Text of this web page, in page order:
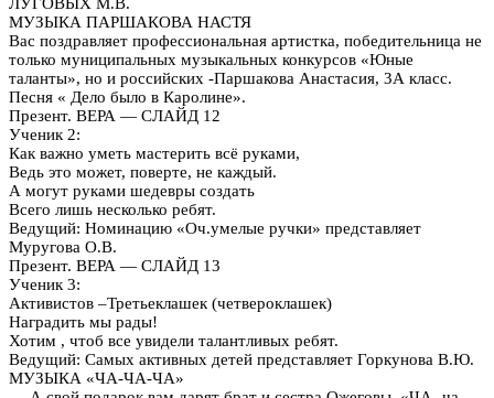
МУЗЫКА ПАРШАКОВА НАСТЯ
Вас поздравляет профессиональная артистка, победительница не
только муниципальных музыкальных конкурсов «Юные
таланты», но и российских -Паршакова Анастасия, 3А класс.
Песня « Дело было в Каролине».
Презент. ВЕРА — СЛАЙД 12
Ученик 2:
Как важно уметь мастерить всё руками,
Ведь это может, поверте, не каждый.
А могут руками шедевры создать
Всего лишь несколько ребят.
Ведущий: Номинацию «Оч.умелые ручки» представляет
Муругова О.В.
Презент. ВЕРА — СЛАЙД 13
Ученик 3:
Активистов –Третьеклашек (четвероклашек)
Наградить мы рады!
Хотим , чтоб все увидели талантливых ребят.
Ведущий: Самых активных детей представляет Горкунова В.Ю.
МУЗЫКА «ЧА-ЧА-ЧА»